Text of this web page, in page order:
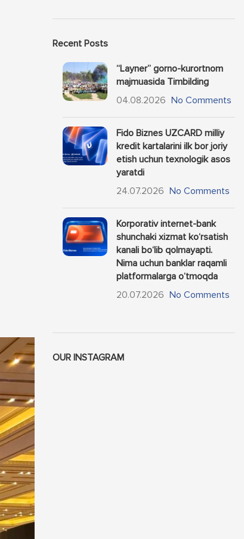
Recent Posts
“Layner” gorno-kurortnom
majmuasida Timbilding
04.08.2026 No Comments
Fido Biznes UZCARD milliy
kredit kartalarini ilk bor joriy
etish uchun texnologik asos
yaratdi
24.07.2026 No Comments
Korporativ internet-bank
shunchaki xizmat ko‘rsatish
kanali bo‘lib qolmayapti.
Nima uchun banklar raqamli
platformalarga o‘tmoqda
20.07.2026 No Comments
OUR INSTAGRAM